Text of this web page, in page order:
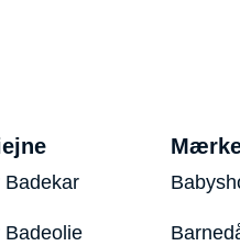
Badekar
Badeolie